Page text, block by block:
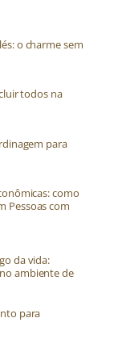
o charme sem
todos na
para
como
Pessoas com
da vida:
ambiente de
para